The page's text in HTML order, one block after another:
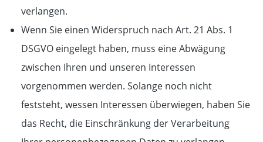
verlangen.
Wenn Sie einen Widerspruch nach Art. 21 Abs. 1
DSGVO eingelegt haben, muss eine Abwägung
zwischen Ihren und unseren Interessen
vorgenommen werden. Solange noch nicht
feststeht, wessen Interessen überwiegen, haben Sie
das Recht, die Einschränkung der Verarbeitung